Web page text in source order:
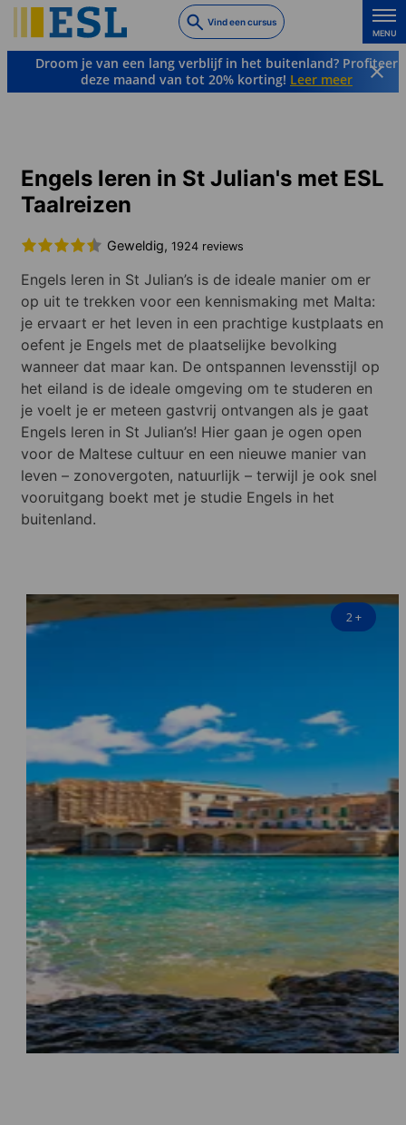
to
main
content
Vind een cursus
MENU
Droom je van een lang verblijf in het buitenland? Profiteer
deze maand van tot 20% korting! Leer meer
Engels leren in St Julian's met ESL
Taalreizen
Geweldig, 1924 reviews
Engels leren in St Julian’s is de ideale manier om er
op uit te trekken voor een kennismaking met Malta:
je ervaart er het leven in een prachtige kustplaats en
oefent je Engels met de plaatselijke bevolking
wanneer dat maar kan. De ontspannen levensstijl op
het eiland is de ideale omgeving om te studeren en
je voelt je er meteen gastvrij ontvangen als je gaat
Engels leren in St Julian’s! Hier gaan je ogen open
voor de Maltese cultuur en een nieuwe manier van
leven – zonovergoten, natuurlijk – terwijl je ook snel
vooruitgang boekt met je studie Engels in het
buitenland.
2+